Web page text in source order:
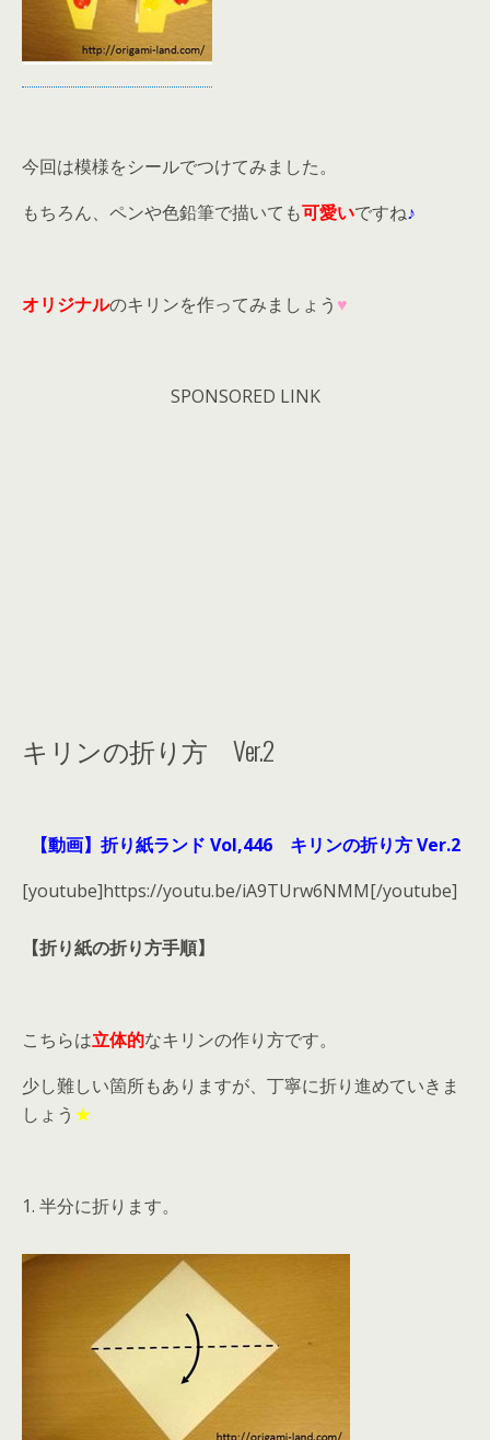
今回は模様をシールでつけてみました。
もちろん、ペンや色鉛筆で描いても可愛いですね♪
オリジナルのキリンを作ってみましょう ♥
SPONSORED LINK
キリンの折り方 Ver.2
【動画】折り紙ランド Vol,446 キリンの折り方 Ver.2
[youtube]https://youtu.be/iA9TUrw6NMM[/youtube]
【折り紙の折り方手順】
こちらは立体的なキリンの作り方です。
少し難しい箇所もありますが、丁寧に折り進めていきま
しょう ★
1. 半分に折ります。